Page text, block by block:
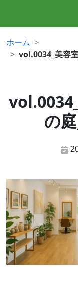
ホーム
vol.0034_美容
の